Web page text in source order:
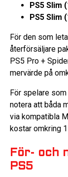
PS5 Slim
PS5 Slim
För den som
återförsäljare
PS5 Pro +
mervärde på
För spelare
notera att båda
via kompatibla
kostar omkring
För- och
PS5